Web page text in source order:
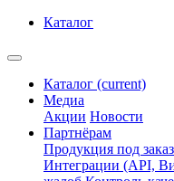
Каталог
Каталог (current)
Медиа
Акции Новости
Партнёрам
Продукция под заказ
Интеграции (API,